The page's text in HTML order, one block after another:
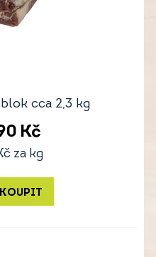
cca 2,3 kg
Kč
za kg